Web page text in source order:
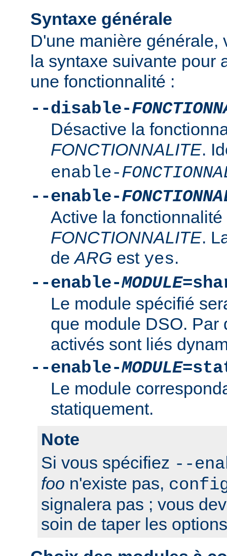
Syntaxe générale
D'une manière générale,
la syntaxe suivante pour
une fonctionnalité :
--disable-
Désactive la
FONCTIONNALITE.
enable-
--enable-
Active la fonctionnalité
FONCTIONNALITE.
deARG est yes.
--enable-MODULE
Le module spécifié
que module DSO. Par
activés sont liés
--enable-MODULE
Le module
statiquement.
Note
Si vous spécifiez --
foo n'existe pas,
signalera pas ; vous
soin de taper les